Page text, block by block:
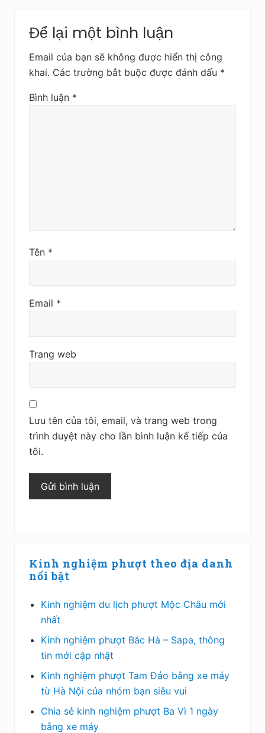
Reader
Interactions
Để lại một bình luận
Email của bạn sẽ không được hiển thị công
khai. Các trường bắt buộc được đánh dấu *
Bình luận *
Tên *
Email *
Trang web
Lưu tên của tôi, email, và trang web trong
trình duyệt này cho lần bình luận kế tiếp của
tôi.
Sidebar
chính
Kinh nghiệm phượt theo địa danh
nổi bật
Kinh nghiệm du lịch phượt Mộc Châu mới
nhất
Kinh nghiệm phượt Bắc Hà – Sapa, thông
tin mới cập nhật
Kinh nghiệm phượt Tam Đảo bằng xe máy
từ Hà Nội của nhóm bạn siêu vui
Chia sẻ kinh nghiệm phượt Ba Vì 1 ngày
bằng xe máy